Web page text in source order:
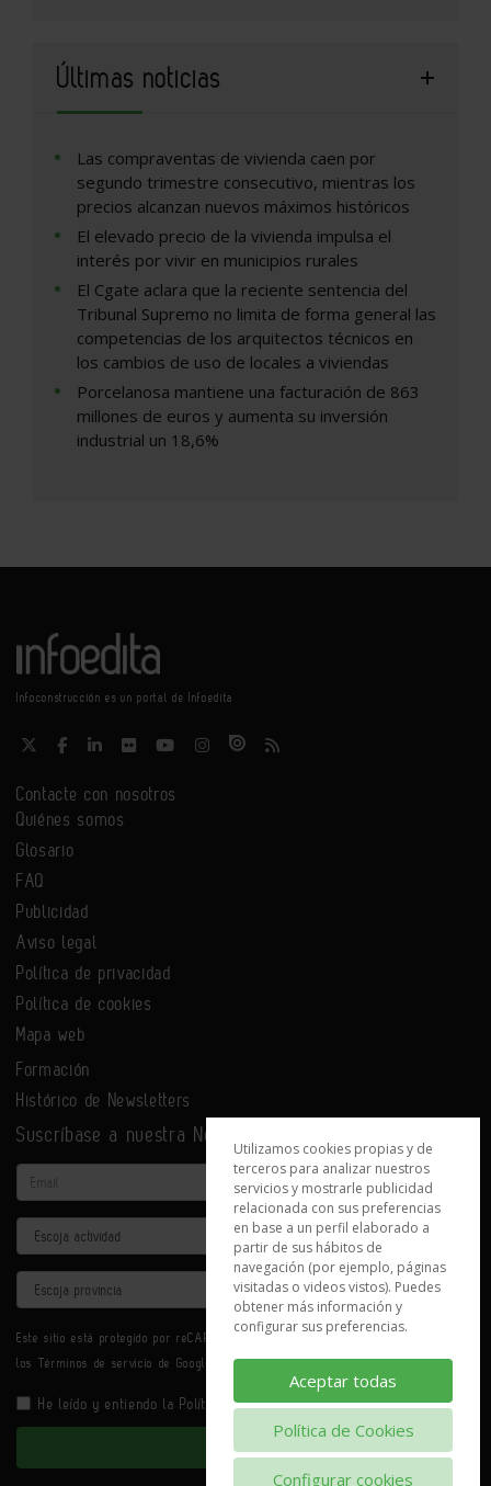
Últimas noticias
Las compraventas de vivienda caen por
segundo trimestre consecutivo, mientras los
precios alcanzan nuevos máximos históricos
El elevado precio de la vivienda impulsa el
interés por vivir en municipios rurales
El Cgate aclara que la reciente sentencia del
Tribunal Supremo no limita de forma general las
competencias de los arquitectos técnicos en
los cambios de uso de locales a viviendas
Porcelanosa mantiene una facturación de 863
millones de euros y aumenta su inversión
industrial un 18,6%
Infoconstrucción es un portal de Infoedita
Contacte con nosotros
Quiénes somos
Glosario
FAQ
Publicidad
Aviso legal
Política de privacidad
Política de cookies
Mapa web
Formación
Histórico de Newsletters
Suscríbase a nuestra Newsletter
Email
Actividad
Provincia
Este sitio está protegido por reCAPTCHA y se aplican la
los Términos de servicio de Google.
He leído y entiendo la Política de Privacidad
Enviar
Utilizamos cookies propias y de
terceros para analizar nuestros
servicios y mostrarle publicidad
relacionada con sus preferencias
en base a un perfil elaborado a
partir de sus hábitos de
navegación (por ejemplo, páginas
visitadas o videos vistos). Puedes
obtener más información y
configurar sus preferencias.
Aceptar todas
Política de Cookies
Configurar cookies